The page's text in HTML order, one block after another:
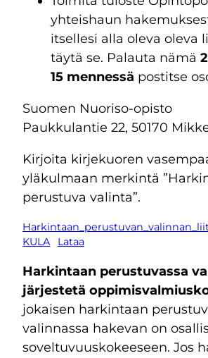
yhteishaun
itsellesi alla oleva oleva
täytä se. Palauta nämä
15 mennessä postitse
Suomen Nuoriso-opisto
Paukkulantie 22, 50170
Kirjoita kirjekuoren
yläkulmaan merkintä
perustuva valinta”.
KULA
Lataa
Harkintaan perustuvassa
järjestetä
jokaisen harkintaan
valinnassa hakevan on
soveltuvuuskokeeseen. Jos